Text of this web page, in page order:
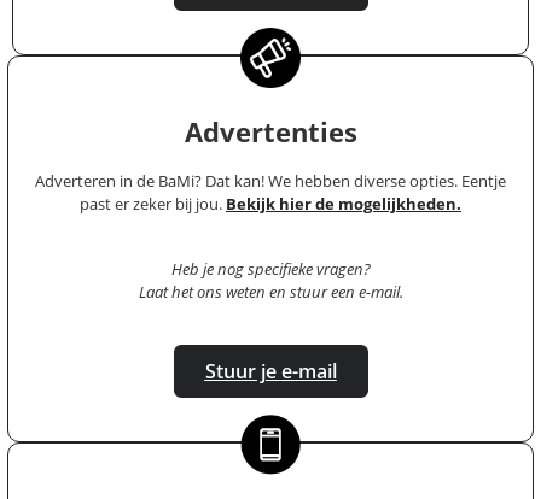
Advertenties
Adverteren in de BaMi? Dat kan! We hebben diverse opties. Eentje
past er zeker bij jou. Bekijk hier de mogelijkheden.
Heb je nog specifieke vragen?
Laat het ons weten en stuur een e-mail.
Stuur je e-mail